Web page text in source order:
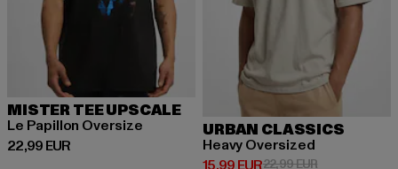
MISTER TEE UPSCALE
Le Papillon Oversize
22,99 EUR
Derzeitiger Preis: 22,99 EUR
URBAN CLASSICS
Heavy Oversized
Derzeitiger Preis: 15,99 EUR
22,99 EURAktionspreis: